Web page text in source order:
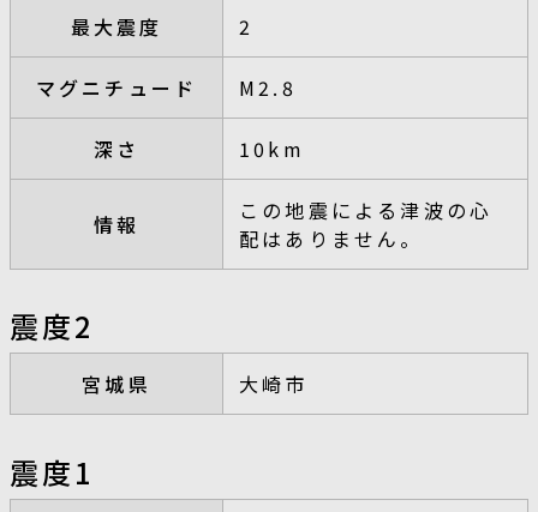
最大震度 2
マグニチュード M2.8
深さ 10km
情報
この地震による津波の心
配はありません。
震度2
宮城県 大崎市
震度1